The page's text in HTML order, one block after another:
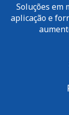
Soluções em
aplicação e